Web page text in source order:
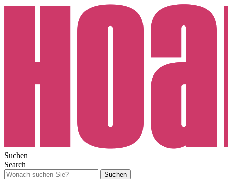
Suchen
Search
Suchen